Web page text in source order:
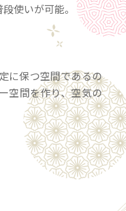
使いが可能。
に保つ空間であるの
空間を作り、空気の
頭皮と髪を包む
入り